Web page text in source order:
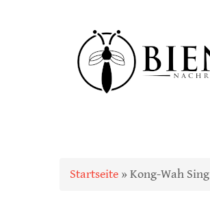
Sie sind hier
Startseite » Kong-Wah Sing